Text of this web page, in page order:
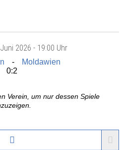
2026 - 19:00 Uhr
Moldawien
0:2
Verein, um nur dessen Spiele